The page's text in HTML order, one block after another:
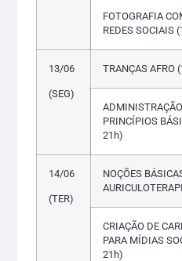
FOTOGRAFIA
REDES SOCIAIS
13/06
(SEG)
TRANÇAS AFRO
PRINCÍPIOS
21h)
14/06
(TER)
NOÇÕES
CRIAÇÃO DE
PARA MÍDIAS
21h)